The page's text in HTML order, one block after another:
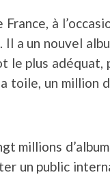
à
a un nouvel
le plus
toile, un million
millions
un public